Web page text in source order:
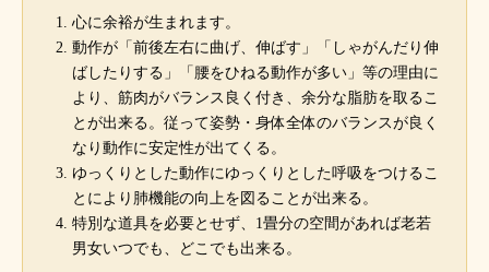
心に余裕が生まれます。
動作が「前後左右に曲げ、伸ばす」「しゃがんだり伸
ばしたりする」「腰をひねる動作が多い」等の理由に
より、筋肉がバランス良く付き、余分な脂肪を取るこ
とが出来る。従って姿勢・身体全体のバランスが良く
なり動作に安定性が出てくる。
ゆっくりとした動作にゆっくりとした呼吸をつけるこ
とにより肺機能の向上を図ることが出来る。
特別な道具を必要とせず、1畳分の空間があれば老若
男女いつでも、どこでも出来る。